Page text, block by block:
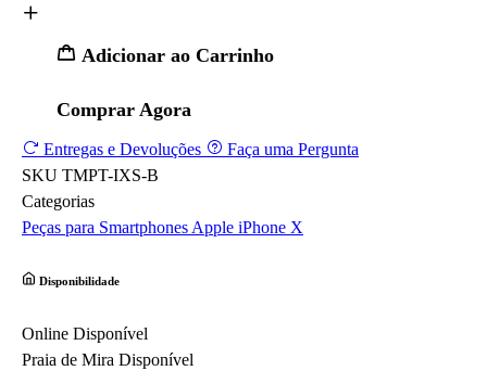
Adicionar ao Carrinho
Comprar Agora
Entregas e Devoluções
Faça uma Pergunta
SKU TMPT-IXS-B
Categorias
Peças para Smartphones Apple iPhone X
Disponibilidade
Online Disponível
Praia de Mira Disponível